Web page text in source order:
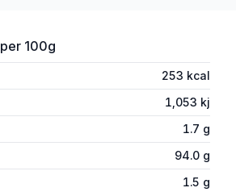
for 'Fisherman's Friend Chocolate
per 100g
253 kcal
1,053 kj
1.7 g
94.0 g
1.5 g